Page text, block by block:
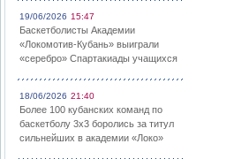
19/06/2026 15:47
Баскетболисты Академии
«Локомотив-Кубань» выиграли
«серебро» Спартакиады учащихся
18/06/2026 21:40
Более 100 кубанских команд по
баскетболу 3х3 боролись за титул
сильнейших в академии «Локо»